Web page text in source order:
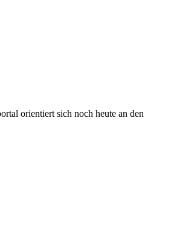
orientiert sich noch heute an den